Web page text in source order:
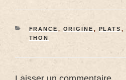
FRANCE , ORIGINE , PLATS ,
THON